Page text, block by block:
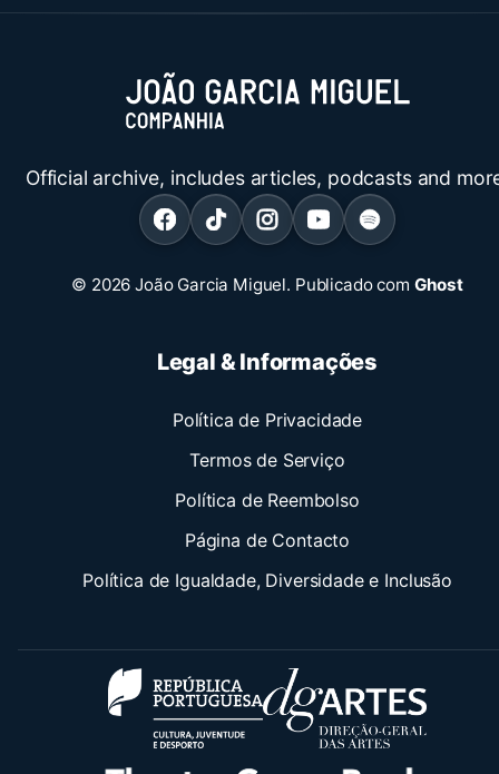
Official archive, includes articles, podcasts and
© 2026 João Garcia Miguel. Publicado com Ghost
Legal & Informações
Política de Privacidade
Termos de Serviço
Política de Reembolso
Página de Contacto
Política de Igualdade, Diversidade e Inclusão